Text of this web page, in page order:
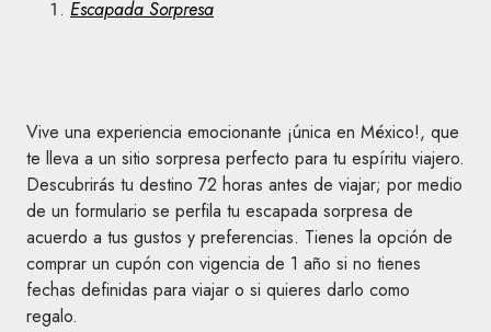
Escapada Sorpresa
Vive una experiencia emocionante ¡única en México!, que
te lleva a un sitio sorpresa perfecto para tu espíritu viajero.
Descubrirás tu destino 72 horas antes de viajar; por medio
de un formulario se perfila tu escapada sorpresa de
acuerdo a tus gustos y preferencias. Tienes la opción de
comprar un cupón con vigencia de 1 año si no tienes
fechas definidas para viajar o si quieres darlo como
regalo.